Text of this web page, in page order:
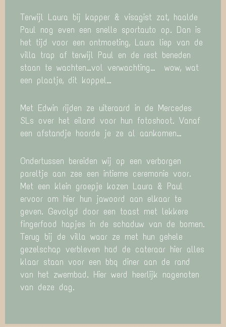
Terwijl Laura bij kapper & visagist zat, haalde
Paul nog even een snelle sportauto op. Dan is
het tijd voor een ontmoeting, Laura liep van de
villa trap af terwijl Paul en de rest beneden
staan te wachten…vol verwachting… wow, wat
een plaatje, dit koppel…
Met Edwin rijden ze uiteraard in de Mercedes
SLs over het eiland voor hun fotoshoot. Vanaf
een afstandje hoorde je ze al aankomen…
Ondertussen bereiden wij op een verborgen
pareltje aan zee een intieme ceremonie voor.
Met een klein groepje kozen Laura & Paul
ervoor om hier hun jawoord aan elkaar te
geven. Gevolgd door een toast met lekkere
fingerfood hapjes in de schaduw van de bomen.
Terug bij de villa waar ze met hun gehele
gezelschap verbleven had de cateraar hier alles
klaar staan voor een bbq diner aan de rand
van het zwembad. Hier werd heerlijk nagenoten
van deze dag.